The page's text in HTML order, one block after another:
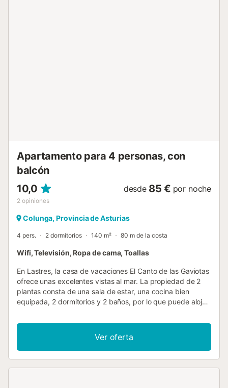
Apartamento para 4 personas, con
balcón
10,0
2 opiniones
desde 85 € por noche
Colunga, Provincia de Asturias
4 pers. 2 dormitorios 140 m² 80 m de la costa
Wifi, Televisión, Ropa de cama, Toallas
En Lastres, la casa de vacaciones El Canto de las Gaviotas
ofrece unas excelentes vistas al mar. La propiedad de 2
plantas consta de una sala de estar, una cocina bien
equipada, 2 dormitorios y 2 baños, por lo que puede alojar
un espacio de trabajo dedicado para la oficina en casa,
una televisión, así como una lavadora. También hay
disponible una cuna y una trona. Este alojamiento no
dispone de: aire acondicionado. Este alquiler de
Ver oferta